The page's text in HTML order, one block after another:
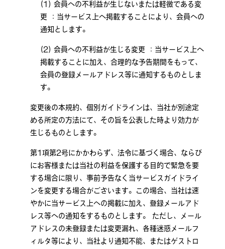
会員への不利益が生じないまたは軽微である変
更 ：当サービス上へ掲載することにより、会員への
通知とします。
会員への不利益が生じる変更 ：当サービス上へ
掲載することに加え、合理的な予告期間をもって、
会員の登録メールアドレス等に通知するものとしま
す。
変更後の本規約、個別ガイドラインは、当社が別途定
める所定の方法にて、その旨を公表した時より効力が
生じるものとします。
第1項第2号にかかわらず、法令に基づく場合、ならび
にお客様または当社の利益を保護する目的で緊急を要
する場合に限り、事前予告なく当サービスガイドライ
ンを変更する場合がございます。この場合、当社は速
やかに当サービス上への掲載に加え、登録メールアド
レス等への通知をするものとします。 ただし、メール
アドレスの未登録または変更漏れ、各種迷惑メールフ
ィルタ等により、当社より通知不能、またはゲストロ